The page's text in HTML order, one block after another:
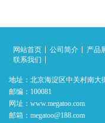
网站首页 公司简介 产品
联系我们
地址：北京海淀区中关村南大
邮编：100081
网址：www.megatoo.com
邮箱：megatoo@188.com